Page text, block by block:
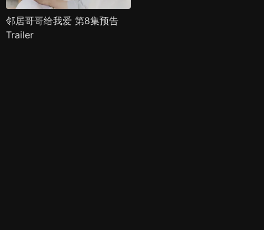
邻居哥哥给我爱 第8集预告
Trailer